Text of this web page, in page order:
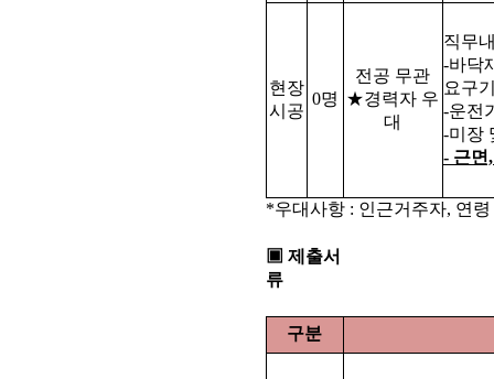
현장
시공
0명
전공 무관
★경력자 우
대
직무
-바닥
요구
-운전
-미장
- 근면
*우대사항 : 인근거주자, 연령
▣ 제출서
류
구분